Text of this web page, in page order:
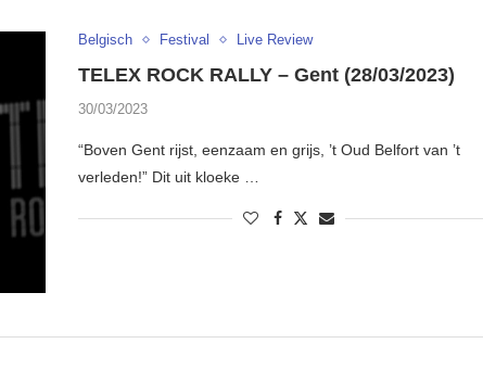
Belgisch Festival Live Review
TELEX ROCK RALLY – Gent (28/03/2023)
30/03/2023
“Boven Gent rijst, eenzaam en grijs, ’t Oud Belfort van ’t
verleden!” Dit uit kloeke …